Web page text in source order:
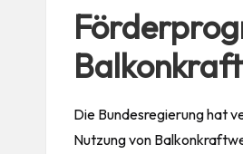
Die Bundesregierung hat
Nutzung von